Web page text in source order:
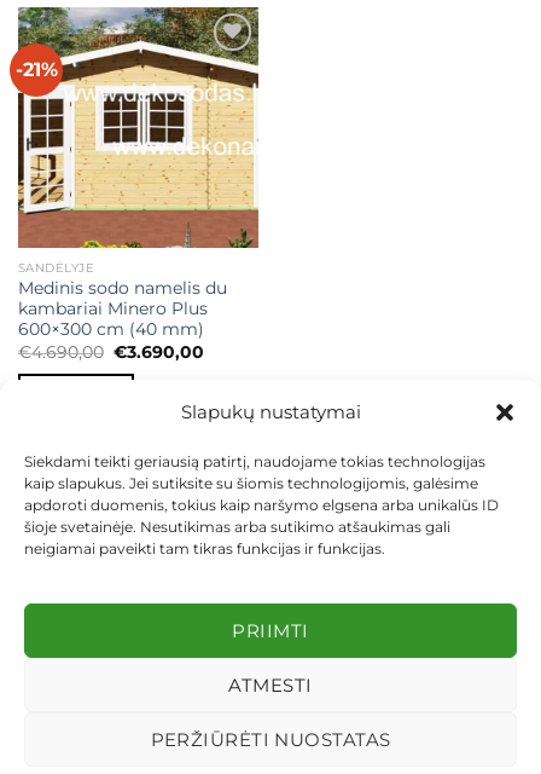
Slapukų nustatymai
Siekdami teikti geriausią patirtį, naudojame tokias technologijas
kaip slapukus. Jei sutiksite su šiomis technologijomis, galėsime
apdoroti duomenis, tokius kaip naršymo elgsena arba unikalūs ID
šioje svetainėje. Nesutikimas arba sutikimo atšaukimas gali
neigiamai paveikti tam tikras funkcijas ir funkcijas.
PRIIMTI
ATMESTI
PERŽIŪRĖTI NUOSTATAS
-21% Mėgstamiausias
SANDĖLYJE
Medinis sodo namelis du
kambariai Minero Plus
600×300 cm (40 mm)
€4.690,00 Original
was:
€3.690,00Current
KEITIMAS IR GRĄŽINIMAS
PRIVATUMO POLITIKA
Visos teisės saugomos 2026 ©dekosodas.lt